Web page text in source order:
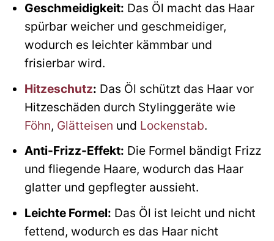
Geschmeidigkeit: Das Öl macht das Haar
spürbar weicher und geschmeidiger,
wodurch es leichter kämmbar und
frisierbar wird.
Hitzeschutz: Das Öl schützt das Haar vor
Hitzeschäden durch Stylinggeräte wie
Föhn, Glätteisen und Lockenstab.
Anti-Frizz-Effekt: Die Formel bändigt Frizz
und fliegende Haare, wodurch das Haar
glatter und gepflegter aussieht.
Leichte Formel: Das Öl ist leicht und nicht
fettend, wodurch es das Haar nicht